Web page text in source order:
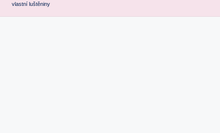
vlastní luštěniny